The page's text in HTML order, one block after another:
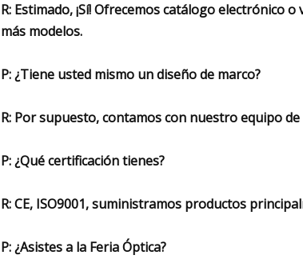
R: Estimado, ¡Sí! Ofrecemos catálogo electrónico
más modelos.
P: ¿Tiene usted mismo un diseño de marco?
R: Por supuesto, contamos con nuestro equipo
P: ¿Qué certificación tienes?
R: CE, ISO9001, suministramos productos
P: ¿Asistes a la Feria Óptica?